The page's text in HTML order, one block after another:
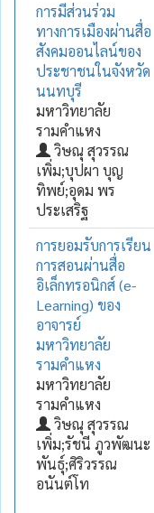
การมีส่วนร่วม
ทางการเมืองผ่านสื่อ
สังคมออนไลน์ของ
ประชาชนในจังหวัด
นนทบุรี
มหาวิทยาลัย
รามคำแหง
วิษณุ สุวรรณ
เพิ่ม;บุปผา บุญ
ทิพย์;อุดม พร
ประเสริฐ
การยอมรับการเรียน
การสอนผ่านสื่อ
อิเล็กทรอนิกส์ (e-
Learning) ของ
อาจารย์
มหาวิทยาลัย
รามคำแหง
มหาวิทยาลัย
รามคำแหง
วิษณุ สุวรรณ
เพิ่ม;รัชนี ภูวพัฒนะ
พันธุ์;ศิริวรรณ
อนันต์โท